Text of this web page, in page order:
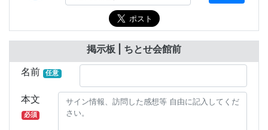
掲示板 | ちとせ会館前
名前
任意
本文
必須